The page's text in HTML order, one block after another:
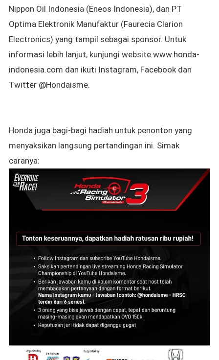
Nippon Oil Indonesia (Eneos Indonesia), dan PT
Optima Elektronik Manufaktur (Faurecia Clarion
Electronics) yang tampil sebagai sponsor. Untuk
informasi lebih lanjut, kunjungi website www.honda-
indonesia.com dan ikuti Instagram, Facebook dan
Twitter @Hondaisme.
Honda juga bagi-bagi hadiah untuk penonton yang
menyaksikan langsung pertandingan ini. Simak
caranya: